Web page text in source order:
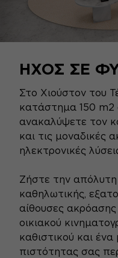
ΉΧΟΣ ΣΕ
Στο Χιούστον του
κατάστημα 150 m2
ανακαλύψετε τον
και τις μοναδικές
ηλεκτρονικές
Ζήστε την απόλυτη
καθηλωτικής,
αίθουσες
οικιακού
καθιστικού και
πιστότητας σας